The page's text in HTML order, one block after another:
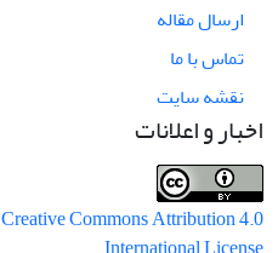
ارسال مقاله
تماس با ما
نقشه سایت
اخبار و اعلانات
Creative Commons Attribution 4.0